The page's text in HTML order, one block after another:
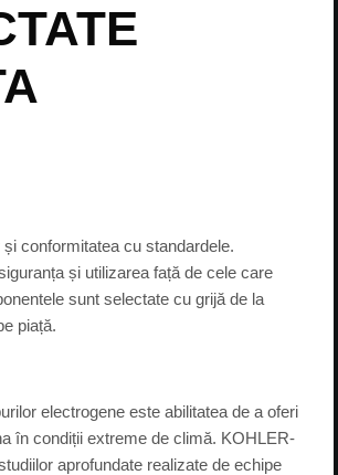
conformitatea cu standardele.
și utilizarea față de cele care
sunt selectate cu grijă de la
piață.
electrogene este abilitatea de a oferi
în condiții extreme de climă. KOHLER-
aprofundate realizate de echipe